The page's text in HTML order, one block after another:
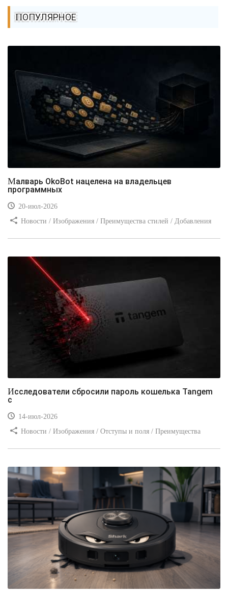
ПОПУЛЯРНОЕ
Малварь OkoBot нацелена на владельцев
программных
20-июл-2026
Новости / Изображения / Преимущества стилей / Добавления
Исследователи сбросили пароль кошелька Tangem
с
14-июл-2026
Новости / Изображения / Отступы и поля / Преимущества